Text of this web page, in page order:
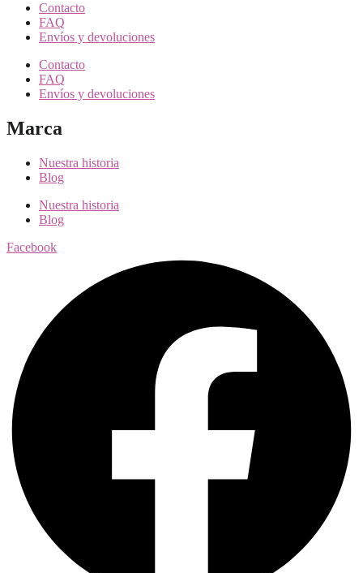
Contacto
FAQ
Envíos y devoluciones
Contacto
FAQ
Envíos y devoluciones
Marca
Nuestra historia
Blog
Nuestra historia
Blog
Facebook